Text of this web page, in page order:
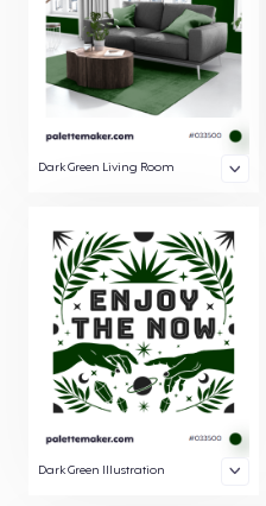
Dark Green Living Room
Dark Green Illustration